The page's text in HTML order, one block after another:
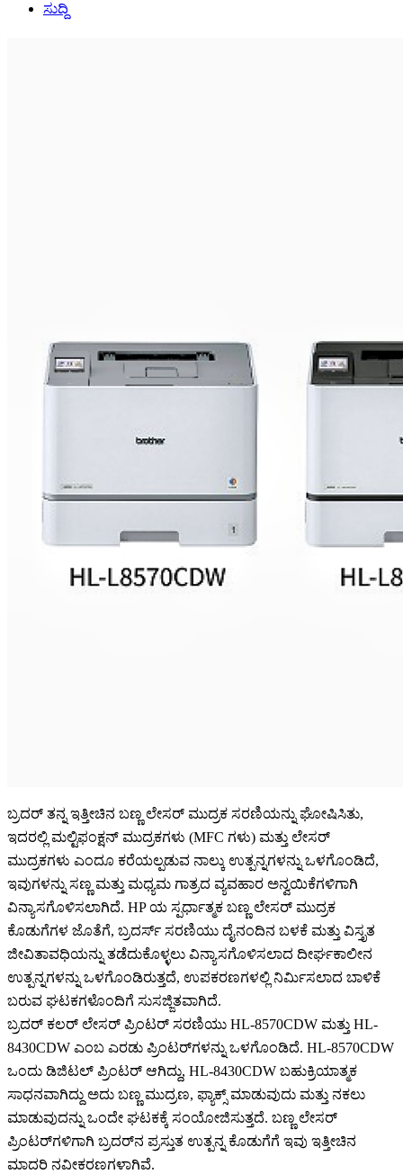
ಸುದ್ದಿ
ಬ್ರದರ್ ತನ್ನ ಇತ್ತೀಚಿನ ಬಣ್ಣ ಲೇಸರ್ ಮುದ್ರಕ ಸರಣಿಯನ್ನು ಘೋಷಿಸಿತು,
ಇದರಲ್ಲಿ ಮಲ್ಟಿಫಂಕ್ಷನ್ ಮುದ್ರಕಗಳು (MFC ಗಳು) ಮತ್ತು ಲೇಸರ್
ಮುದ್ರಕಗಳು ಎಂದೂ ಕರೆಯಲ್ಪಡುವ ನಾಲ್ಕು ಉತ್ಪನ್ನಗಳನ್ನು ಒಳಗೊಂಡಿದೆ,
ಇವುಗಳನ್ನು ಸಣ್ಣ ಮತ್ತು ಮಧ್ಯಮ ಗಾತ್ರದ ವ್ಯವಹಾರ ಅನ್ವಯಿಕೆಗಳಿಗಾಗಿ
ವಿನ್ಯಾಸಗೊಳಿಸಲಾಗಿದೆ. HP ಯ ಸ್ಪರ್ಧಾತ್ಮಕ ಬಣ್ಣ ಲೇಸರ್ ಮುದ್ರಕ
ಕೊಡುಗೆಗಳ ಜೊತೆಗೆ, ಬ್ರದರ್ಸ್ ಸರಣಿಯು ದೈನಂದಿನ ಬಳಕೆ ಮತ್ತು ವಿಸ್ತೃತ
ಜೀವಿತಾವಧಿಯನ್ನು ತಡೆದುಕೊಳ್ಳಲು ವಿನ್ಯಾಸಗೊಳಿಸಲಾದ ದೀರ್ಘಕಾಲೀನ
ಉತ್ಪನ್ನಗಳನ್ನು ಒಳಗೊಂಡಿರುತ್ತದೆ, ಉಪಕರಣಗಳಲ್ಲಿ ನಿರ್ಮಿಸಲಾದ ಬಾಳಿಕೆ
ಬರುವ ಘಟಕಗಳೊಂದಿಗೆ ಸುಸಜ್ಜಿತವಾಗಿದೆ.
ಬ್ರದರ್ ಕಲರ್ ಲೇಸರ್ ಪ್ರಿಂಟರ್ ಸರಣಿಯು HL-8570CDW ಮತ್ತು HL-
8430CDW ಎಂಬ ಎರಡು ಪ್ರಿಂಟರ್‌ಗಳನ್ನು ಒಳಗೊಂಡಿದೆ. HL-8570CDW
ಒಂದು ಡಿಜಿಟಲ್ ಪ್ರಿಂಟರ್ ಆಗಿದ್ದು, HL-8430CDW ಬಹುಕ್ರಿಯಾತ್ಮಕ
ಸಾಧನವಾಗಿದ್ದು ಅದು ಬಣ್ಣ ಮುದ್ರಣ, ಫ್ಯಾಕ್ಸ್ ಮಾಡುವುದು ಮತ್ತು ನಕಲು
ಮಾಡುವುದನ್ನು ಒಂದೇ ಘಟಕಕ್ಕೆ ಸಂಯೋಜಿಸುತ್ತದೆ. ಬಣ್ಣ ಲೇಸರ್
ಪ್ರಿಂಟರ್‌ಗಳಿಗಾಗಿ ಬ್ರದರ್‌ನ ಪ್ರಸ್ತುತ ಉತ್ಪನ್ನ ಕೊಡುಗೆಗೆ ಇವು ಇತ್ತೀಚಿನ
ಮಾದರಿ ನವೀಕರಣಗಳಾಗಿವೆ.